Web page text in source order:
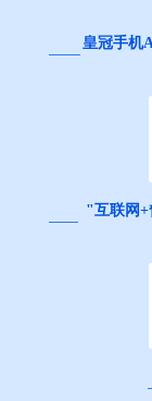
皇冠手机
"互联网+